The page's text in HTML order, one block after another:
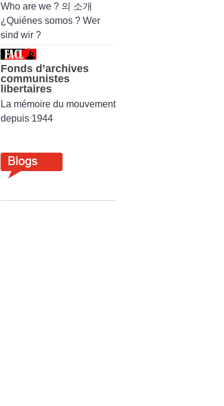
Who are we ? 의 소개
¿Quiénes somos ? Wer
sind wir ?
Fonds d’archives
communistes
libertaires
La mémoire du mouvement
depuis 1944